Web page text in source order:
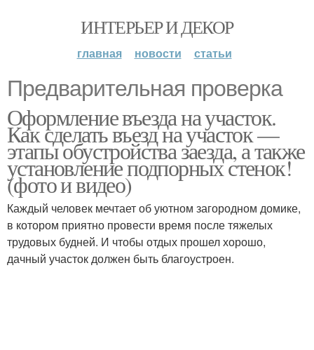
ИНТЕРЬЕР И ДЕКОР
главная новости статьи
Предварительная проверка
Оформление въезда на участок.
Как сделать въезд на участок —
этапы обустройства заезда, а также
установление подпорных стенок!
(фото и видео)
Каждый человек мечтает об уютном загородном домике,
в котором приятно провести время после тяжелых
трудовых будней. И чтобы отдых прошел хорошо,
дачный участок должен быть благоустроен.